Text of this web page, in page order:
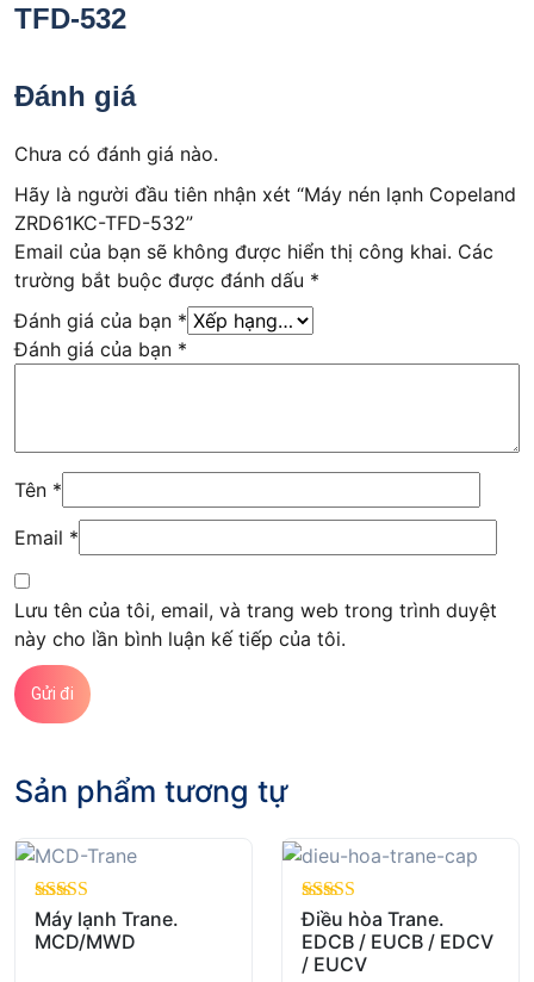
TFD-532
Đánh giá
Chưa có đánh giá nào.
Hãy là người đầu tiên nhận xét “Máy nén lạnh Copeland
ZRD61KC-TFD-532”
Email của bạn sẽ không được hiển thị công khai. Các
trường bắt buộc được đánh dấu *
Đánh giá của bạn *
Đánh giá của bạn *
Tên *
Email *
Lưu tên của tôi, email, và trang web trong trình duyệt
này cho lần bình luận kế tiếp của tôi.
Sản phẩm tương tự
out of 5
Máy lạnh Trane.
MCD/MWD
out of 5
Điều hòa Trane.
EDCB / EUCB / EDCV
/ EUCV